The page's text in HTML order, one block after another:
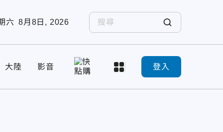
六 8月8日, 2026
大陸 影音 登入